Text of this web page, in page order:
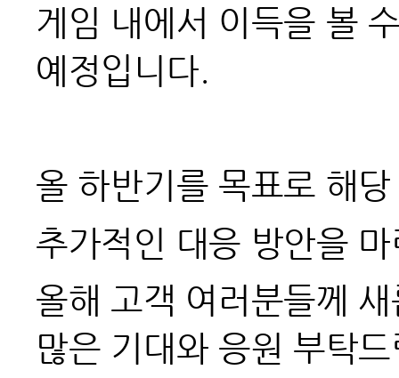
게임 내에서 이득을 볼
예정입니다.
올 하반기를 목표로 해
추가적인 대응 방안을
올해 고객 여러분들께
많은 기대와 응원 부탁